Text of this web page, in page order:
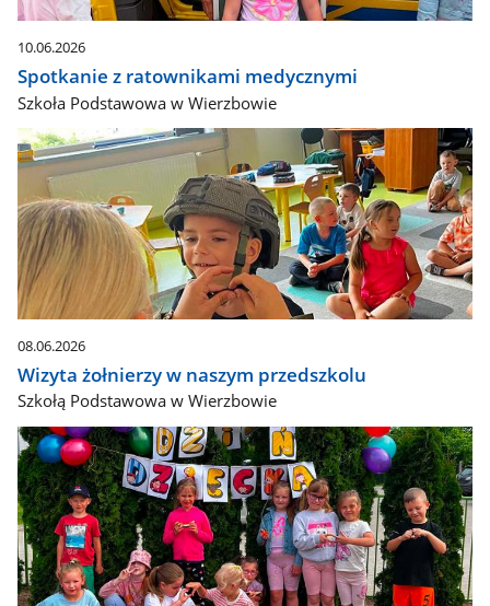
10.06.2026
Spotkanie z ratownikami medycznymi
Szkoła Podstawowa w Wierzbowie
08.06.2026
Wizyta żołnierzy w naszym przedszkolu
Szkołą Podstawowa w Wierzbowie